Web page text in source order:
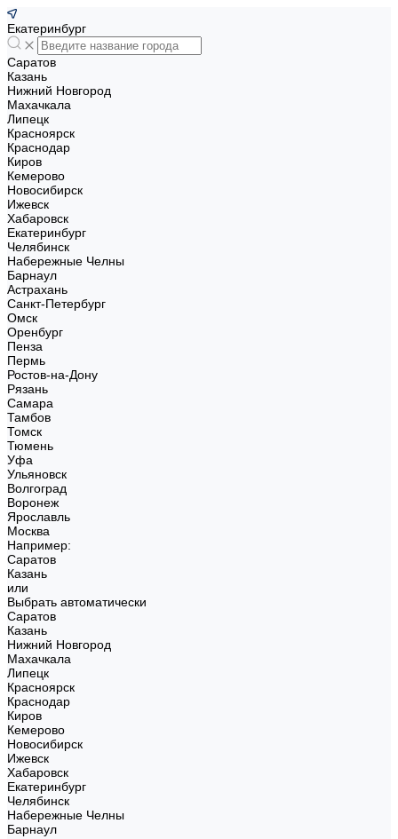
Екатеринбург
Саратов
Казань
Нижний Новгород
Махачкала
Липецк
Красноярск
Краснодар
Киров
Кемерово
Новосибирск
Ижевск
Хабаровск
Екатеринбург
Челябинск
Набережные Челны
Барнаул
Астрахань
Санкт-Петербург
Омск
Оренбург
Пенза
Пермь
Ростов-на-Дону
Рязань
Самара
Тамбов
Томск
Тюмень
Уфа
Ульяновск
Волгоград
Воронеж
Ярославль
Москва
Например:
Саратов
Казань
или
Выбрать автоматически
Саратов
Казань
Нижний Новгород
Махачкала
Липецк
Красноярск
Краснодар
Киров
Кемерово
Новосибирск
Ижевск
Хабаровск
Екатеринбург
Челябинск
Набережные Челны
Барнаул